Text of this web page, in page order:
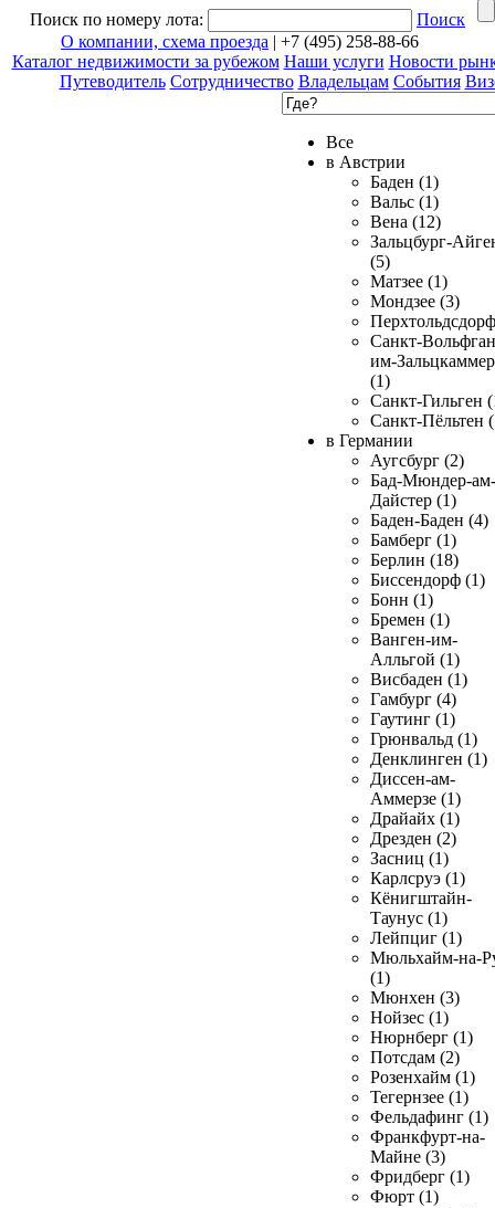
Поиск по номеру лота:
Поиск
О компании, схема проезда | +7 (495) 258-88-66
Каталог недвижимости за рубежом Наши услуги Новости
Путеводитель Сотрудничество Владельцам События
Все
в Австрии
Баден (1)
Вальс (1)
Вена (12)
Зальцбург-
(5)
Матзее (1)
Мондзее (3)
Санкт-
им-
(1)
Санкт-Гильген
Санкт-Пёльтен
в Германии
Аугсбург (2)
Бад-Мюндер-ам-
Дайстер (1)
Баден-Баден (4)
Бамберг (1)
Берлин (18)
Биссендорф (1)
Бонн (1)
Бремен (1)
Ванген-им-
Алльгой (1)
Висбаден (1)
Гамбург (4)
Гаутинг (1)
Грюнвальд (1)
Денклинген (1)
Диссен-ам-
Аммерзе (1)
Драйайх (1)
Дрезден (2)
Засниц (1)
Карлсруэ (1)
Кёнигштайн-
Таунус (1)
Лейпциг (1)
Мюльхайм-на-
(1)
Мюнхен (3)
Нойзес (1)
Нюрнберг (1)
Потсдам (2)
Розенхайм (1)
Тегернзее (1)
Фельдафинг (1)
Франкфурт-на-
Майне (3)
Фридберг (1)
Фюрт (1)